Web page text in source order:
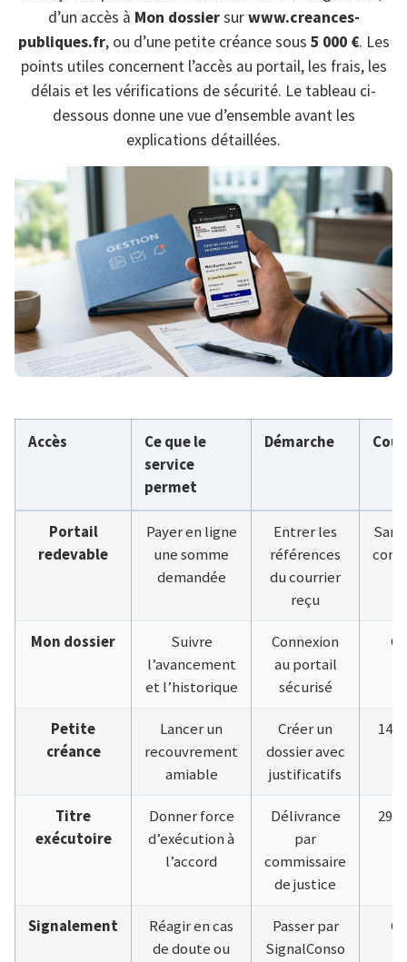
d’un accès à Mon dossiersurwww.creances-
publiques.fr, ou d’une petite créance sous 5 000 €. Les
points utiles concernent l’accès au portail, les frais, les
délais et les vérifications de sécurité. Le tableau ci-
dessous donne une vue d’ensemble avant les
explications détaillées.
Accès
Ce que le
service
permet
Démarche Coût
Portail
redevable
Payer en ligne
une somme
demandée
Entrer les
références
du courrier
reçu
Mon dossier
Suivre
l’avancement
et l’historique
Connexion
au portail
sécurisé
Petite
créance
Lancer un
recouvrement
amiable
Créer un
dossier avec
justificatifs
Titre
exécutoire
Donner force
d’exécution à
l’accord
Délivrance
par
commissaire
de justice
Signalement
Réagir en cas
de doute ou
Passer par
SignalConso